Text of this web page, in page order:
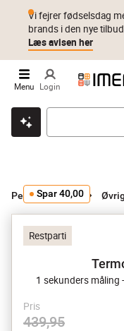
Klik & hent Byt i 1 år
Vi fejrer fødselsdag
brands i den nye
Læs avisen her
Menu Login
Personlig pleje
Restparti
Spar 40,00
1 sekunders måling
Pris
439,95